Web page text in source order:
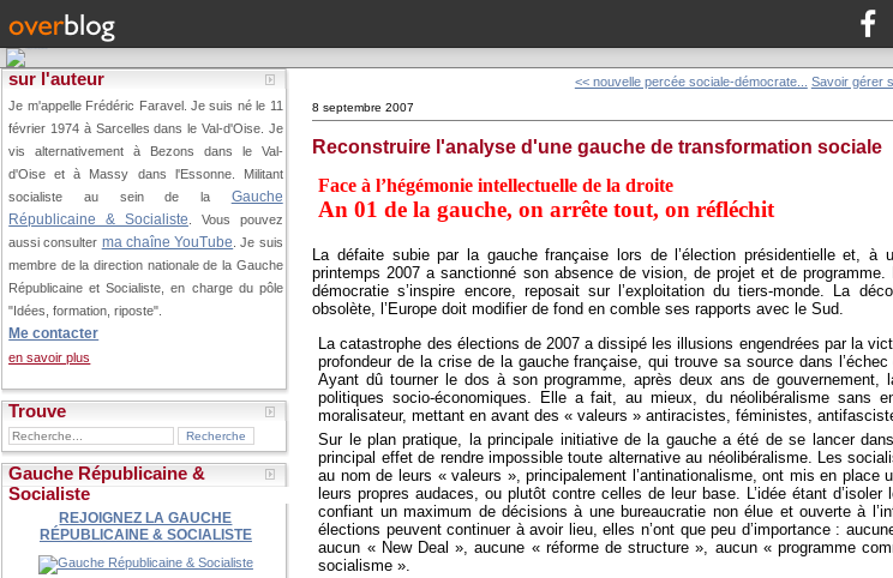
sur l'auteur
Je m'appelle Frédéric Faravel. Je suis né le 11
février 1974 à Sarcelles dans le Val-d'Oise. Je
vis alternativement à Bezons dans le Val-
d'Oise et à Massy dans l'Essonne. Militant
socialiste au sein de la Gauche
Républicaine & Socialiste . Vous pouvez
aussi consulter ma chaîne YouTube . Je suis
membre de la direction nationale de la Gauche
Républicaine et Socialiste, en charge du pôle
"Idées, formation, riposte".
Me contacter
en savoir plus
Trouve
Gauche Républicaine &
Socialiste
REJOIGNEZ LA GAUCHE
RÉPUBLICAINE & SOCIALISTE
<< nouvelle percée sociale-démocrate... Savoir gérer
8 septembre 2007
Reconstruire l'analyse d'une gauche de transformation sociale
Face à l’hégémonie intellectuelle de la droite
An 01 de la gauche, on arrête tout, on réfléchit
La défaite subie par la gauche française lors de l’élection présidentielle et, à
printemps 2007 a sanctionné son absence de vision, de projet et de
démocratie s’inspire encore, reposait sur l’exploitation du tiers-monde. La
obsolète, l’Europe doit modifier de fond en comble ses rapports avec le Sud.
La catastrophe des élections de 2007 a dissipé les illusions engendrées par la
profondeur de la crise de la gauche française, qui trouve sa source dans
Ayant dû tourner le dos à son programme, après deux ans de gouvernement,
politiques socio-économiques. Elle a fait, au mieux, du néolibéralisme sans
moralisateur, mettant en avant des « valeurs » antiracistes, féministes,
Sur le plan pratique, la principale initiative de la gauche a été de se lancer
principal effet de rendre impossible toute alternative au néolibéralisme. Les
au nom de leurs « valeurs », principalement l’antinationalisme, ont mis en
leurs propres audaces, ou plutôt contre celles de leur base. L’idée étant
confiant un maximum de décisions à une bureaucratie non élue et ouverte à
élections peuvent continuer à avoir lieu, elles n’ont que peu d’importance :
aucun « New Deal », aucune « réforme de structure », aucun « programme
socialisme ».